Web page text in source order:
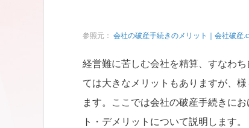
参照元： 会社の破産手続きのメリット｜会社破産
経営難に苦しむ会社を精算、すなわ
ては大きなメリットもありますが、
ます。ここでは会社の破産手続きに
ト・デメリットについて説明します。